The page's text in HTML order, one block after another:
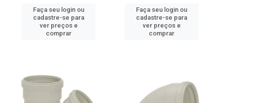
Faça seu login ou
cadastre-se para
ver preços e
comprar
Faça seu login ou
cadastre-se para
ver preços e
comprar